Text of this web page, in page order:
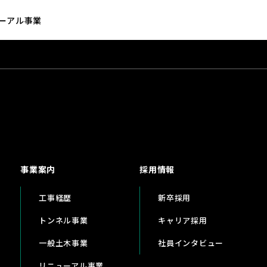
アル事業
事業案内
工事経歴
トンネル事業
一般土木事業
採用情報
新卒採用
キャリア採用
社員インタビュー